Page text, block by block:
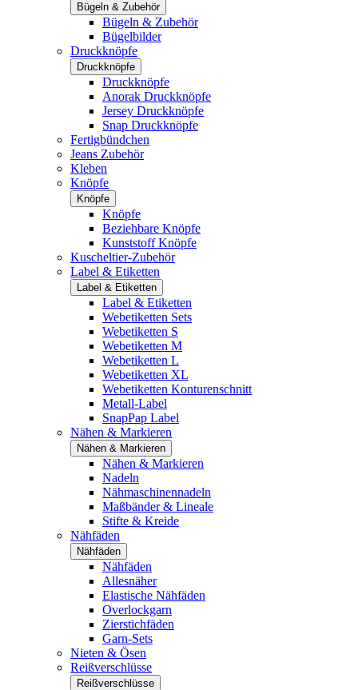
Bügeln & Zubehör
Bügeln & Zubehör
Bügelbilder
Druckknöpfe
Druckknöpfe
Druckknöpfe
Anorak Druckknöpfe
Jersey Druckknöpfe
Snap Druckknöpfe
Fertigbündchen
Jeans Zubehör
Kleben
Knöpfe
Knöpfe
Knöpfe
Beziehbare Knöpfe
Kunststoff Knöpfe
Kuscheltier-Zubehör
Label & Etiketten
Label & Etiketten
Label & Etiketten
Webetiketten Sets
Webetiketten S
Webetiketten M
Webetiketten L
Webetiketten XL
Webetiketten Konturenschnitt
Metall-Label
SnapPap Label
Nähen & Markieren
Nähen & Markieren
Nähen & Markieren
Nadeln
Nähmaschinennadeln
Maßbänder & Lineale
Stifte & Kreide
Nähfäden
Nähfäden
Nähfäden
Allesnäher
Elastische Nähfäden
Overlockgarn
Zierstichfäden
Garn-Sets
Nieten & Ösen
Reißverschlüsse
Reißverschlüsse